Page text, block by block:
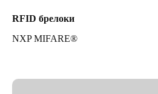
RFID брелоки
NXP MIFARE®